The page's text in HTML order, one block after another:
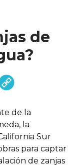
de
de la
la
Sur
para captar
de zanjas